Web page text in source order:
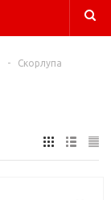
- Скорлупа